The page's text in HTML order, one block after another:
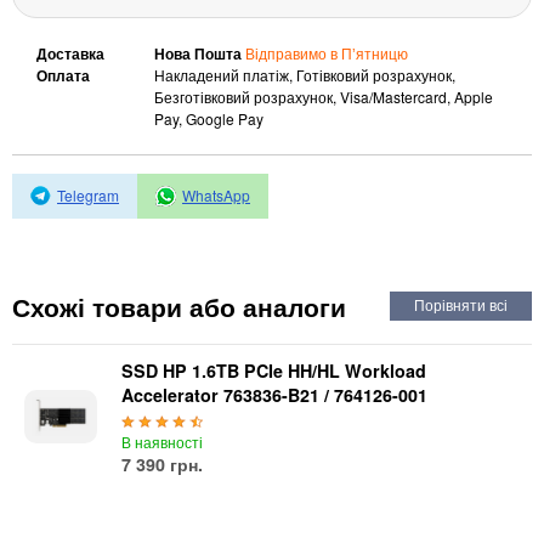
Автоматичні вимикачі
Інвертори напруги
Акумулятори для ДБЖ
Доставка Нова Пошта Відправимо в Пʼятницю
Оплата
Накладений платіж, Готівковий розрахунок,
Безготівковий розрахунок, Visa/Mastercard, Apple
Pay, Google Pay
Telegram WhatsApp
Схожі товари або аналоги
SSD HP 1.6TB PCIe HH/HL Workload
Accelerator 763836-B21 / 764126-001
В наявності
7 390 грн.